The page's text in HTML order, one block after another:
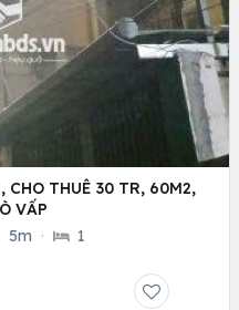
CHO THUÊ 30 TR, 60M2,
VẤP
5m · 1